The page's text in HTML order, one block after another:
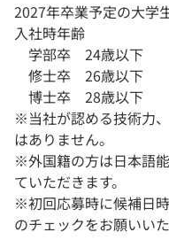
2027年卒業予定の大学
入社時年齢
学部卒 24歳以下
修士卒 26歳以下
博士卒 28歳以下
※当社が認める技術力
はありません。
※外国籍の方は日本語
ていただきます。
※初回応募時に候補日
のチェックをお願いいた